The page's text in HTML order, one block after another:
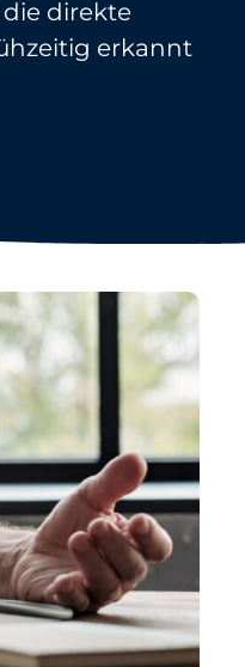
direkte
erkannt